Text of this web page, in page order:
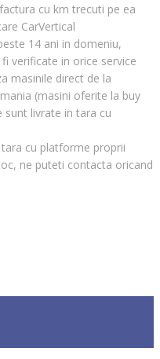
cu km trecuti pe ea
CarVertical
14 ani in domeniu,
verificate in orice service
masinile direct de la
(masini oferite la buy
sunt livrate in tara cu
cu platforme proprii
ne puteti contacta oricand